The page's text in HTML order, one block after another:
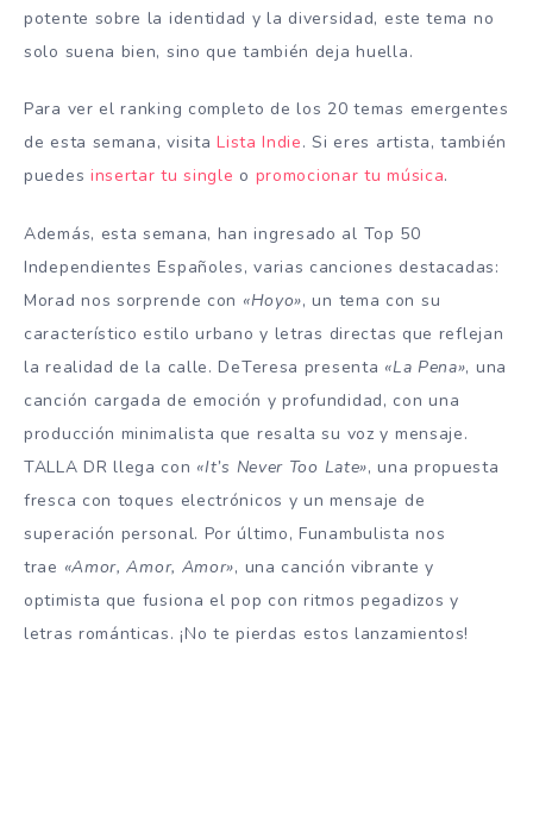
potente sobre la identidad y la diversidad, este tema no
solo suena bien, sino que también deja huella.
Para ver el ranking completo de los 20 temas emergentes
de esta semana, visitaLista Indie. Si eres artista, también
puedes insertar tu single o promocionar tu música.
Además, esta semana, han ingresado al Top 50
Independientes Españoles, varias canciones destacadas:
Morad nos sorprende con «Hoyo», un tema con su
característico estilo urbano y letras directas que reflejan
la realidad de la calle. DeTeresa presenta «La Pena», una
canción cargada de emoción y profundidad, con una
producción minimalista que resalta su voz y mensaje.
TALLA DR llega con «It’s Never Too Late», una propuesta
fresca con toques electrónicos y un mensaje de
superación personal. Por último, Funambulista nos
trae «Amor, Amor, Amor», una canción vibrante y
optimista que fusiona el pop con ritmos pegadizos y
letras románticas. ¡No te pierdas estos lanzamientos!